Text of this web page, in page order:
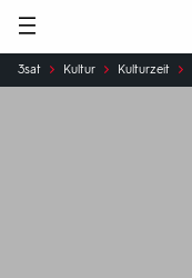
Hauptnavigation
Sie
sind
3sat Kultur Kulturzeit